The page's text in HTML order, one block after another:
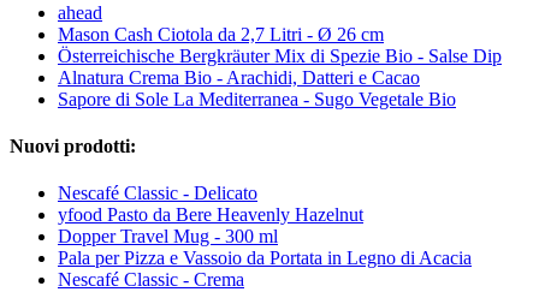
ahead
Mason Cash Ciotola da 2,7 Litri - Ø 26 cm
Österreichische Bergkräuter Mix di Spezie Bio - Salse Dip
Alnatura Crema Bio - Arachidi, Datteri e Cacao
Sapore di Sole La Mediterranea - Sugo Vegetale Bio
Nuovi prodotti:
Nescafé Classic - Delicato
yfood Pasto da Bere Heavenly Hazelnut
Dopper Travel Mug - 300 ml
Pala per Pizza e Vassoio da Portata in Legno di Acacia
Nescafé Classic - Crema